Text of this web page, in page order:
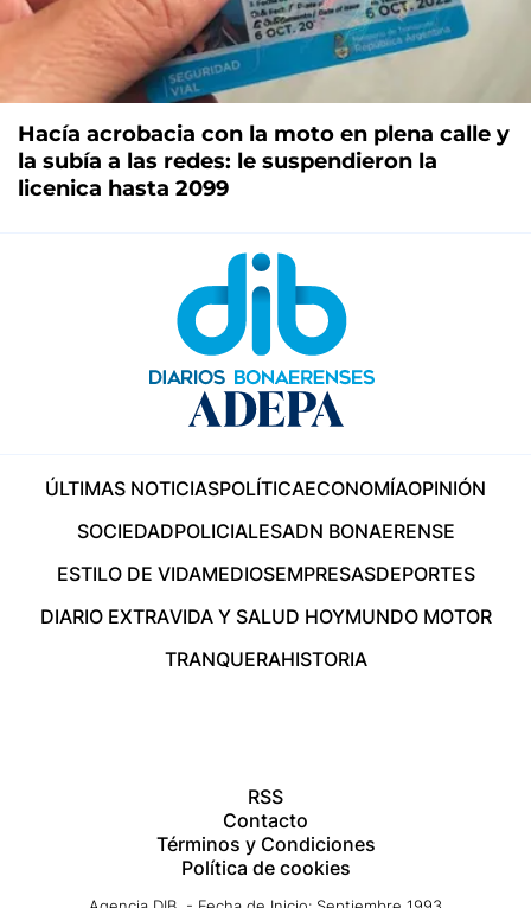
Hacía acrobacia con la moto en plena calle y
la subía a las redes: le suspendieron la
licenica hasta 2099
ÚLTIMAS NOTICIASPOLÍTICAECONOMÍAOPINIÓN
SOCIEDADPOLICIALESADN BONAERENSE
ESTILO DE VIDAMEDIOSEMPRESASDEPORTES
DIARIO EXTRAVIDA Y SALUD HOYMUNDO MOTOR
TRANQUERAHISTORIA
RSS
Contacto
Términos y Condiciones
Política de cookies